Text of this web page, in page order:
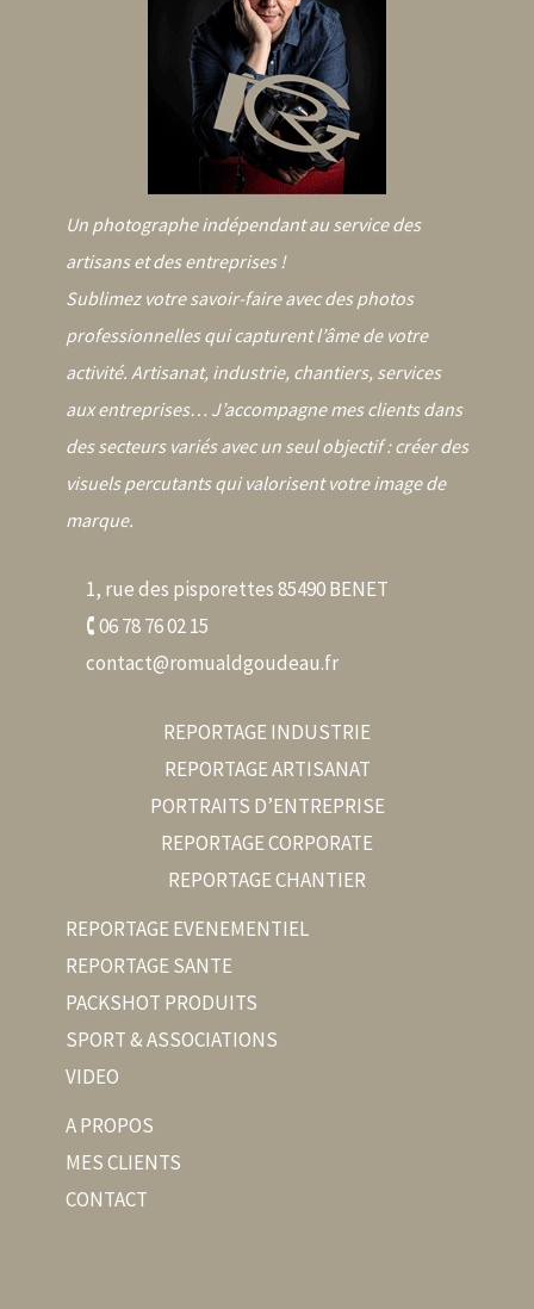
Un photographe indépendant au service des
artisans et des entreprises !
Sublimez votre savoir-faire avec des photos
professionnelles qui capturent l’âme de votre
activité. Artisanat, industrie, chantiers, services
aux entreprises… J’accompagne mes clients dans
des secteurs variés avec un seul objectif : créer des
visuels percutants qui valorisent votre image de
marque.
1, rue des pisporettes 85490 BENET
🕻 06 78 76 02 15
contact@romualdgoudeau.fr
REPORTAGE INDUSTRIE
REPORTAGE ARTISANAT
PORTRAITS D’ENTREPRISE
REPORTAGE CORPORATE
REPORTAGE CHANTIER
REPORTAGE EVENEMENTIEL
REPORTAGE SANTE
PACKSHOT PRODUITS
SPORT & ASSOCIATIONS
VIDEO
A PROPOS
MES CLIENTS
CONTACT